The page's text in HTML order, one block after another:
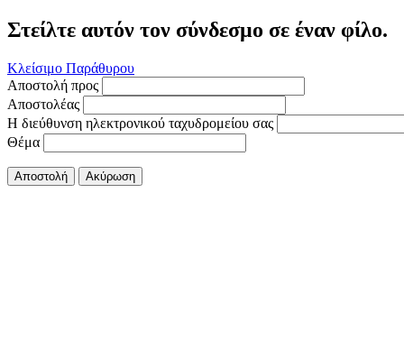
Στείλτε αυτόν τον σύνδεσμο σε έναν φίλο.
Κλείσιμο Παράθυρου
Αποστολή προς
Αποστολέας
Η διεύθυνση ηλεκτρονικού ταχυδρομείου σας
Θέμα
Αποστολή Ακύρωση